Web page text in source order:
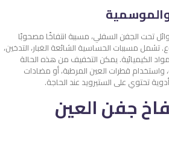
تحت الجفن السفلي، مسببة انتفاخًا مصحوبًا
تشمل مسببات الحساسية الشائعة الغبار، التدخين،
الكيميائية. يمكن التخفيف من هذه الحالة
واستخدام قطرات العين المرطبة، أو مضادات
تحتوي على الستيرويد عند الحاجة.
جفن العين